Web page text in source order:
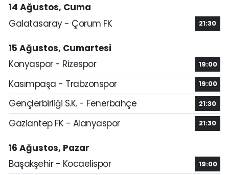
14 Ağustos, Cuma
Galatasaray - Çorum FK
21:30
15 Ağustos, Cumartesi
Konyaspor - Rizespor
19:00
Kasımpaşa - Trabzonspor 19:00
Gençlerbirliği S.K. - Fenerbahçe 21:30
Gaziantep FK - Alanyaspor 21:30
16 Ağustos, Pazar
Başakşehir - Kocaelispor
19:00